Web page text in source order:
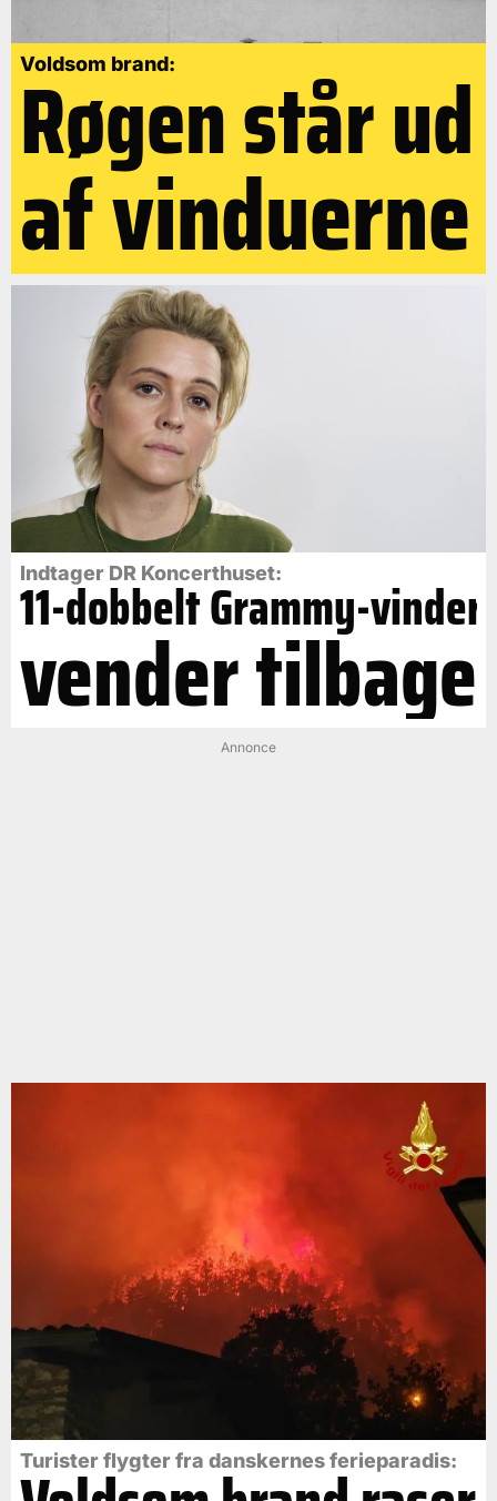
Voldsom brand:
Røgen står ud
af vinduerne
Indtager DR Koncerthuset:
11-dobbelt Grammy-vinder
vender tilbage
Annonce
Turister flygter fra danskernes ferieparadis: